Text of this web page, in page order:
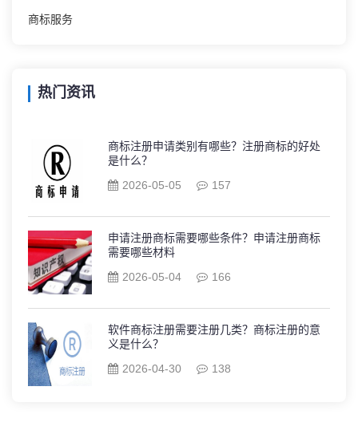
商标服务
热门资讯
商标注册申请类别有哪些？注册商标的好处
是什么？
2026-05-05
157
申请注册商标需要哪些条件？申请注册商标
需要哪些材料
2026-05-04
166
软件商标注册需要注册几类？商标注册的意
义是什么？
2026-04-30
138